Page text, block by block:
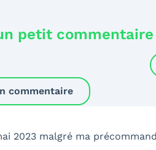
petit commentaire
commentaire
2023 malgré ma